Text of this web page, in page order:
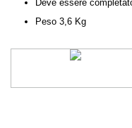
Deve essere
Peso 3,6 Kg